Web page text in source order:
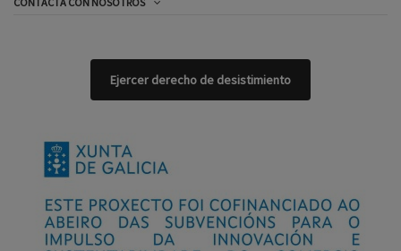
Ejercer derecho de desistimiento